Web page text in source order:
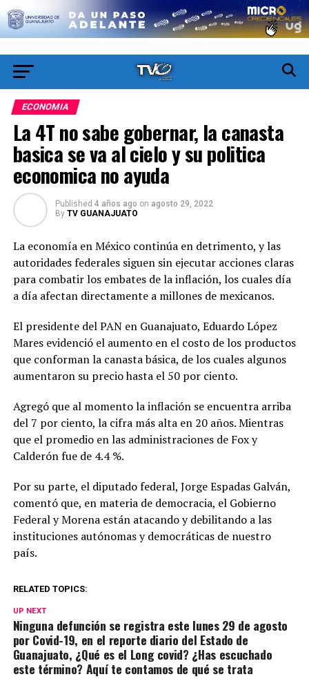
ECONOMIA
La 4T no sabe gobernar, la canasta
basica se va al cielo y su politica
economica no ayuda
Published 4 años ago on agosto 29, 2022
By TV GUANAJUATO
La economía en México continúa en detrimento, y las
autoridades federales siguen sin ejecutar acciones claras
para combatir los embates de la inflación, los cuales día
a día afectan directamente a millones de mexicanos.
El presidente del PAN en Guanajuato, Eduardo López
Mares evidenció el aumento en el costo de los productos
que conforman la canasta básica, de los cuales algunos
aumentaron su precio hasta el 50 por ciento.
Agregó que al momento la inflación se encuentra arriba
del 7 por ciento, la cifra más alta en 20 años. Mientras
que el promedio en las administraciones de Fox y
Calderón fue de 4.4 %.
Por su parte, el diputado federal, Jorge Espadas Galván,
comentó que, en materia de democracia, el Gobierno
Federal y Morena están atacando y debilitando a las
instituciones autónomas y democráticas de nuestro
país.
RELATED TOPICS:
UP NEXT
Ninguna defunción se registra este lunes 29 de agosto
por Covid-19, en el reporte diario del Estado de
Guanajuato, ¿Qué es el Long covid? ¿Has escuchado
este término? Aquí te contamos de qué se trata